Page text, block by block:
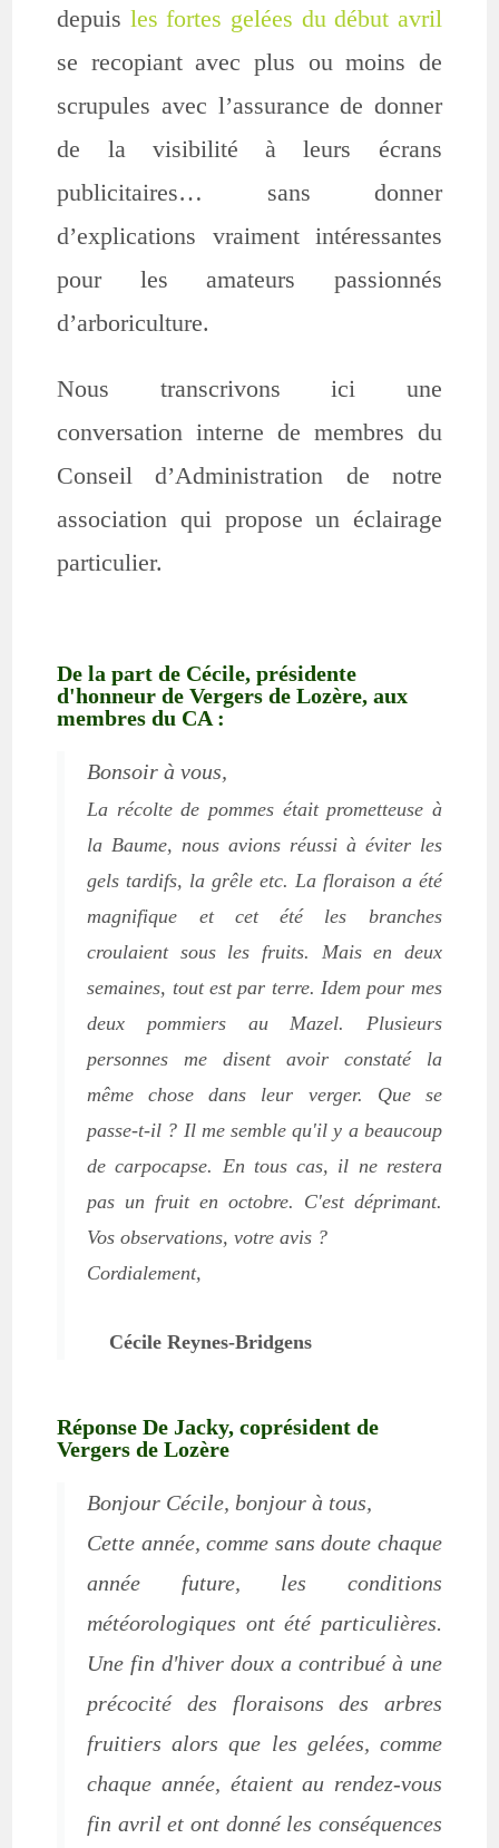
depuis les fortes gelées du début avril
se recopiant avec plus ou moins de
scrupules avec l’assurance de donner
de la visibilité à leurs écrans
publicitaires… sans donner
d’explications vraiment intéressantes
pour les amateurs passionnés
d’arboriculture.
Nous transcrivons ici une
conversation interne de membres du
Conseil d’Administration de notre
association qui propose un éclairage
particulier.
De la part de Cécile, présidente
d'honneur de Vergers de Lozère, aux
membres du CA :
Bonsoir à vous,
La récolte de pommes était prometteuse à
la Baume, nous avions réussi à éviter les
gels tardifs, la grêle etc. La floraison a été
magnifique et cet été les branches
croulaient sous les fruits. Mais en deux
semaines, tout est par terre. Idem pour mes
deux pommiers au Mazel. Plusieurs
personnes me disent avoir constaté la
même chose dans leur verger. Que se
passe-t-il ? Il me semble qu'il y a beaucoup
de carpocapse. En tous cas, il ne restera
pas un fruit en octobre. C'est déprimant.
Vos observations, votre avis ?
Cordialement,
Cécile Reynes-Bridgens
Réponse De Jacky, coprésident de
Vergers de Lozère
Bonjour Cécile, bonjour à tous,
Cette année, comme sans doute chaque
année future, les conditions
météorologiques ont été particulières.
Une fin d'hiver doux a contribué à une
précocité des floraisons des arbres
fruitiers alors que les gelées, comme
chaque année, étaient au rendez-vous
fin avril et ont donné les conséquences